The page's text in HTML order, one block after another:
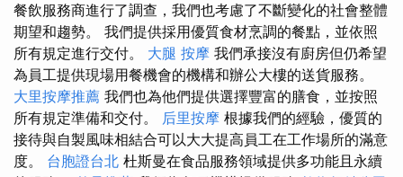
餐飲服務商進行了調查，我們也考慮了不斷變化的社會整體
期望和趨勢。 我們提供採用優質食材烹調的餐點，並依照
所有規定進行交付。 大腿 按摩 我們承接沒有廚房但仍希望
為員工提供現場用餐機會的機構和辦公大樓的送貨服務。
大里按摩推薦 我們也為他們提供選擇豐富的膳食，並按照
所有規定準備和交付。 后里按摩 根據我們的經驗，優質的
接待與自製風味相結合可以大大提高員工在工作場所的滿意
度。 台胞證台北 杜斯曼在食品服務領域提供多功能且永續